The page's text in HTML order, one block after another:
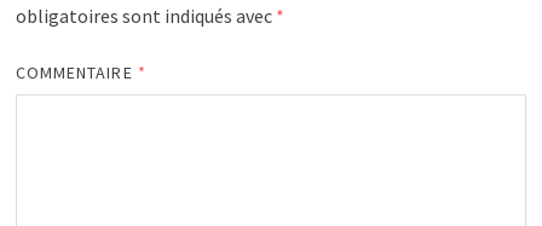
obligatoires sont indiqués avec *
COMMENTAIRE *